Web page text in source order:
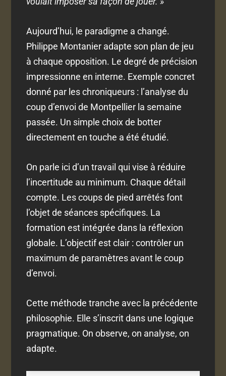
Aujourd’hui, le paradigme a changé.
Philippe Montanier adapte son plan de jeu
à chaque opposition. Le degré de précision
impressionne en interne. Exemple concret
donné par les chroniqueurs : l’analyse du
coup d’envoi de Montpellier la semaine
passée. Un simple choix de botter
directement en touche a été étudié.
On parle ici d’un travail qui vise à réduire
l’incertitude au minimum. Chaque détail
compte. Les coups de pied arrêtés font
l’objet de séances spécifiques. La
formation est intégrée dans la réflexion
globale. L’objectif est clair : contrôler un
maximum de paramètres avant le coup
d’envoi.
Cette méthode tranche avec la précédente
philosophie. Elle s’inscrit dans une logique
pragmatique. On observe, on analyse, on
adapte.